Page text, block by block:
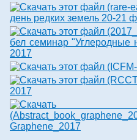
день редких земель 20-21
бел семинар "Углеродные
2017
2017
Graphene_2017